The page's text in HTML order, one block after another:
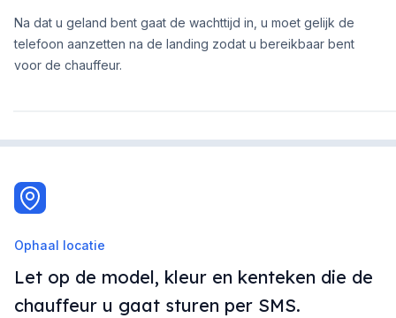
Na dat u geland bent gaat de wachttijd in, u moet gelijk de
telefoon aanzetten na de landing zodat u bereikbaar bent
voor de chauffeur.
Ophaal locatie
Let op de model, kleur en kenteken die de
chauffeur u gaat sturen per SMS.